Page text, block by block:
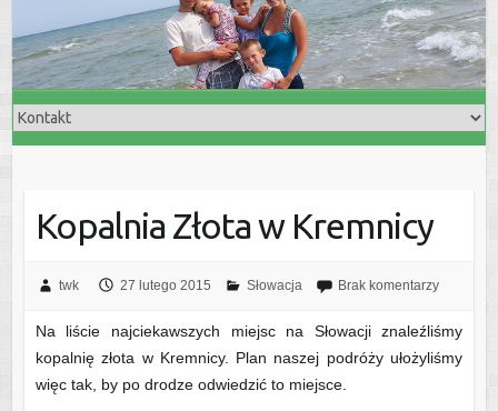
Kopalnia Złota w Kremnicy
twk 27 lutego 2015 Słowacja Brak komentarzy
Na liście najciekawszych miejsc na Słowacji znaleźliśmy
kopalnię złota w Kremnicy. Plan naszej podróży ułożyliśmy
więc tak, by po drodze odwiedzić to miejsce.